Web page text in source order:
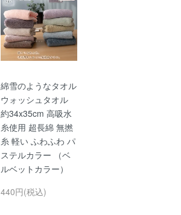
綿雪のようなタオル
ウォッシュタオル
約34x35cm 高吸水
糸使用 超長綿 無撚
糸 軽い ふわふわ パ
ステルカラー （ベ
ルベットカラー）
440円(税込)